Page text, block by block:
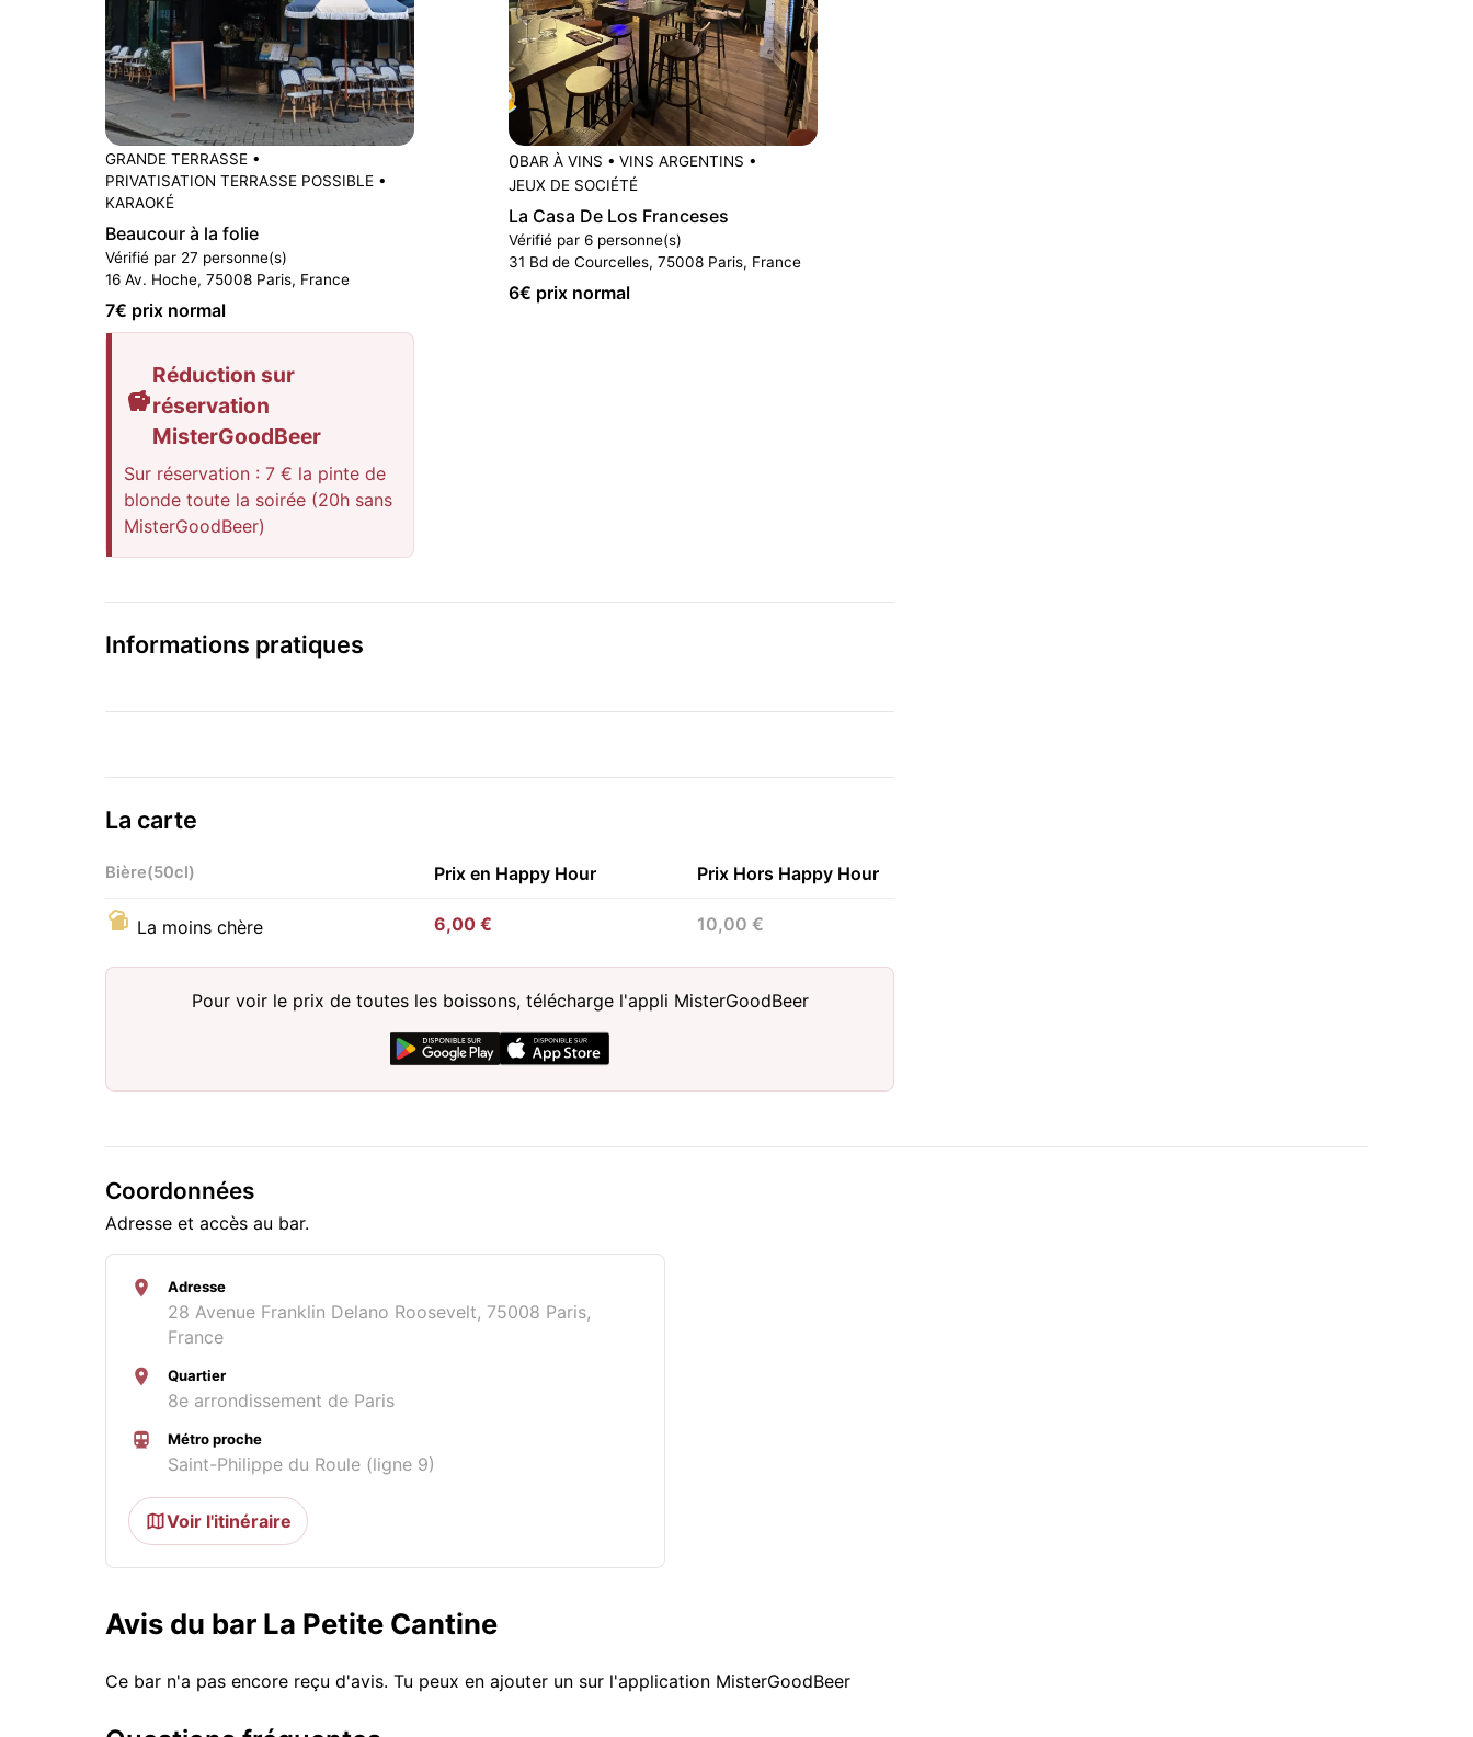
GRANDE TERRASSE •
PRIVATISATION TERRASSE POSSIBLE •
KARAOKÉ
Beaucour à la folie
Vérifié par 27 personne(s)
16 Av. Hoche, 75008 Paris, France
7€ prix normal
Réduction sur
réservation
MisterGoodBeer
Sur réservation : 7 € la pinte de
blonde toute la soirée (20h sans
MisterGoodBeer)
0BAR À VINS • VINS ARGENTINS •
JEUX DE SOCIÉTÉ
La Casa De Los Franceses
Vérifié par 6 personne(s)
31 Bd de Courcelles, 75008 Paris, France
6€ prix normal
Informations pratiques
La carte
Bière(50cl) Prix en Happy Hour Prix Hors Happy Hour
La moins chère 6,00 € 10,00 €
Pour voir le prix de toutes les boissons, télécharge l'appli MisterGoodBeer
Coordonnées
Adresse et accès au bar.
Adresse
28 Avenue Franklin Delano Roosevelt, 75008 Paris,
France
Quartier
8e arrondissement de Paris
Métro proche
Saint-Philippe du Roule (ligne 9)
Voir l'itinéraire
Avis du bar La Petite Cantine
Ce bar n'a pas encore reçu d'avis. Tu peux en ajouter un sur l'application MisterGoodBeer